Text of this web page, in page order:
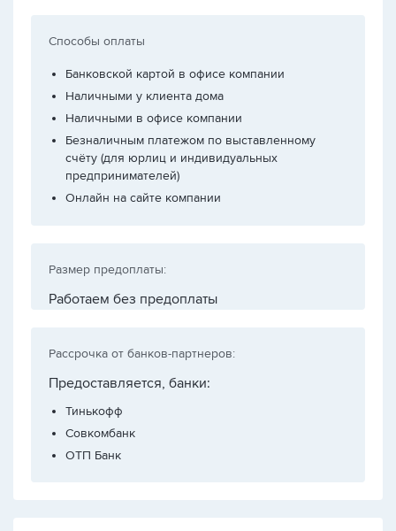
Способы оплаты
Банковской картой в офисе компании
Наличными у клиента дома
Наличными в офисе компании
Безналичным платежом по выставленному
счёту (для юрлиц и индивидуальных
предпринимателей)
Онлайн на сайте компании
Размер предоплаты:
Работаем без предоплаты
Рассрочка от банков-партнеров:
Предоставляется, банки:
Тинькофф
Совкомбанк
ОТП Банк